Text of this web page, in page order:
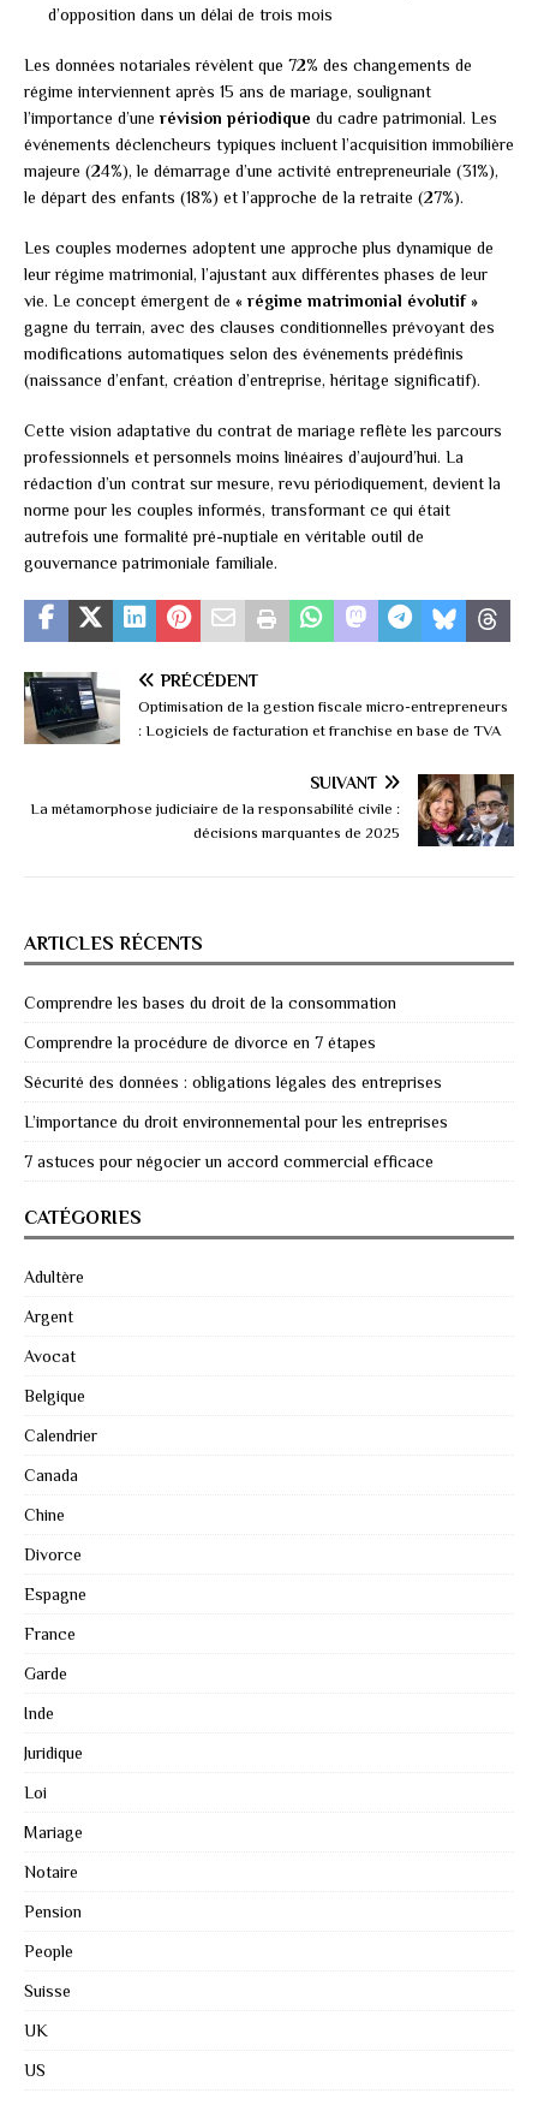
d’opposition dans un délai de trois mois
Les données notariales révèlent que 72% des changements de
régime interviennent après 15 ans de mariage, soulignant
l’importance d’une révision périodique du cadre patrimonial. Les
événements déclencheurs typiques incluent l’acquisition immobilière
majeure (24%), le démarrage d’une activité entrepreneuriale (31%),
le départ des enfants (18%) et l’approche de la retraite (27%).
Les couples modernes adoptent une approche plus dynamique de
leur régime matrimonial, l’ajustant aux différentes phases de leur
vie. Le concept émergent de « régime matrimonial évolutif »
gagne du terrain, avec des clauses conditionnelles prévoyant des
modifications automatiques selon des événements prédéfinis
(naissance d’enfant, création d’entreprise, héritage significatif).
Cette vision adaptative du contrat de mariage reflète les parcours
professionnels et personnels moins linéaires d’aujourd’hui. La
rédaction d’un contrat sur mesure, revu périodiquement, devient la
norme pour les couples informés, transformant ce qui était
autrefois une formalité pré-nuptiale en véritable outil de
gouvernance patrimoniale familiale.
PRÉCÉDENT
Optimisation de la gestion fiscale micro-entrepreneurs
: Logiciels de facturation et franchise en base de TVA
SUIVANT
La métamorphose judiciaire de la responsabilité civile :
décisions marquantes de 2025
ARTICLES RÉCENTS
Comprendre les bases du droit de la consommation
Comprendre la procédure de divorce en 7 étapes
Sécurité des données : obligations légales des entreprises
L’importance du droit environnemental pour les entreprises
7 astuces pour négocier un accord commercial efficace
CATÉGORIES
Adultère
Argent
Avocat
Belgique
Calendrier
Canada
Chine
Divorce
Espagne
France
Garde
Inde
Juridique
Loi
Mariage
Notaire
Pension
People
Suisse
UK
US